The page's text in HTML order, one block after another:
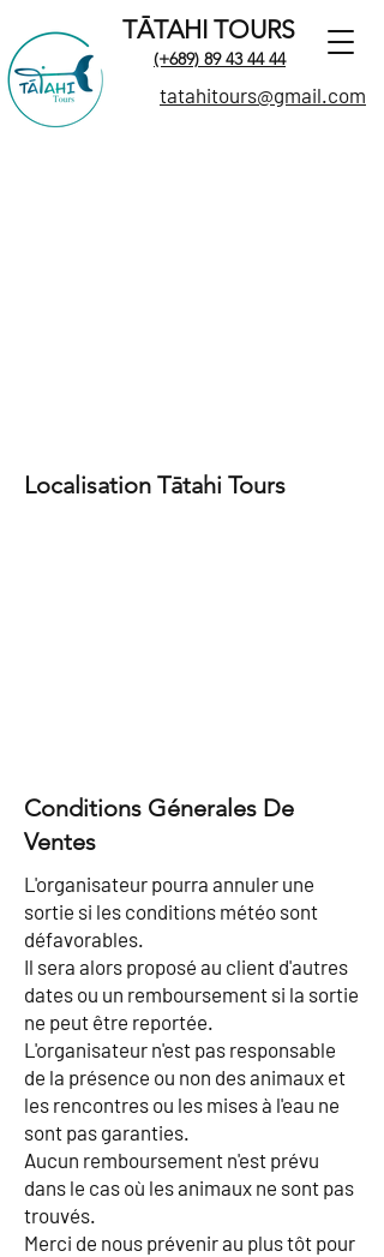
TĀTAHI TOURS
tatahitours@gmail.com
(+689) 89 43 44 44
Localisation Tātahi Tours
Conditions Génerales De
Ventes
L'organisateur pourra annuler une
sortie si les conditions météo sont
défavorables.
Il sera alors proposé au client d'autres
dates ou un remboursement si la sortie
ne peut être reportée.
L'organisateur n'est pas responsable
de la présence ou non des animaux et
les rencontres ou les mises à l'eau ne
sont pas garanties.
Aucun remboursement n'est prévu
dans le cas où les animaux ne sont pas
trouvés.
Merci de nous prévenir au plus tôt pour